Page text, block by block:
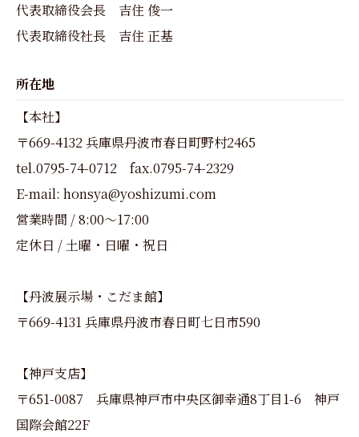
代表取締役会長 吉住 俊一
代表取締役社長 吉住 正基
所在地
【本社】
〒669-4132 兵庫県丹波市春日町野村2465
tel.0795-74-0712 fax.0795-74-2329
E-mail: honsya@yoshizumi.com
営業時間 / 8:00～17:00
定休日 / 土曜・日曜・祝日
【丹波展示場・こだま館】
〒669-4131 兵庫県丹波市春日町七日市590
【神戸支店】
〒651-0087 兵庫県神戸市中央区御幸通8丁目1-6 神戸
国際会館22F